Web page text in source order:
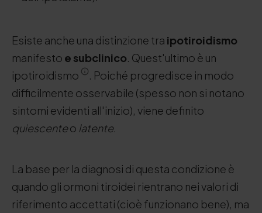
Esiste anche una distinzione tra ipotiroidismo
manifesto e subclinico . Quest'ultimo è un
ipotiroidismo
. Poiché progredisce in modo
difficilmente osservabile (spesso non si notano
sintomi evidenti all'inizio), viene definito
quiescenteo latente.
La base per la diagnosi di questa condizione è
quando gli ormoni tiroidei rientrano nei valori di
riferimento accettati (cioè funzionano bene), ma